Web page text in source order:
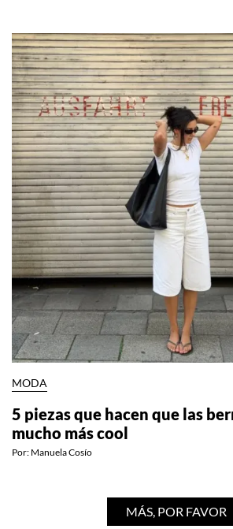
MODA
5 piezas que hacen que las
mucho más cool
Por: Manuela Cosío
MÁS, POR FAVOR